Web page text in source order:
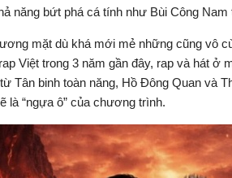
năng bứt phá cá tính như Bùi Công Nam
mặt dù khá mới mẻ những cũng vô
Việt trong 3 năm gần đây, rap và hát ở
Tân binh toàn năng, Hồ Đông Quan và
là “ngựa ô” của chương trình.